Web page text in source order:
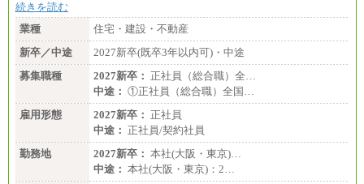
続きを読む
業種
住宅・建設・不動産
新卒／中途
2027新卒(既卒3年以内可)・中途
募集職種
2027新卒： 正社員（総合職）全…
中途： ①正社員（総合職）全国…
雇用形態
2027新卒： 正社員
中途： 正社員/契約社員
勤務地
2027新卒： 本社(大阪・東京)…
中途： 本社(大阪・東京)：2…